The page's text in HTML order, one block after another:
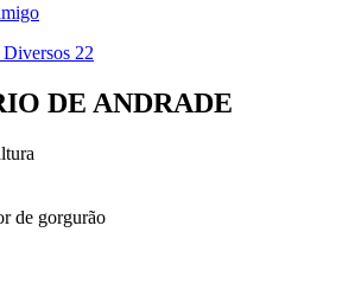
22
DE ANDRADE
de gorgurão